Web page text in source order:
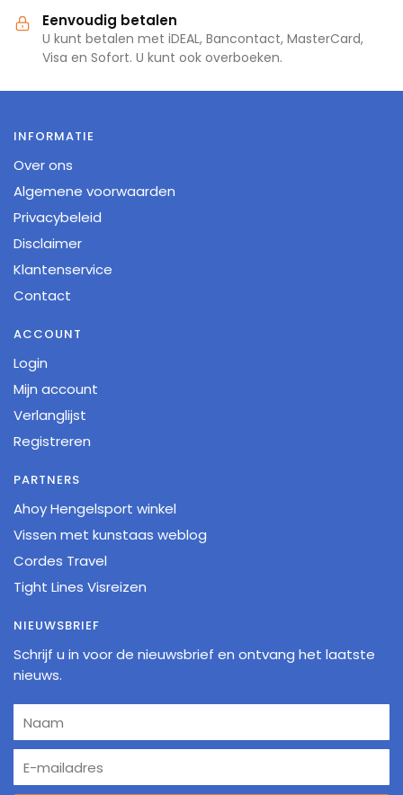
Eenvoudig betalen
U kunt betalen met iDEAL, Bancontact, MasterCard,
Visa en Sofort. U kunt ook overboeken.
INFORMATIE
Over ons
Algemene voorwaarden
Privacybeleid
Disclaimer
Klantenservice
Contact
ACCOUNT
Login
Mijn account
Verlanglijst
Registreren
PARTNERS
Ahoy Hengelsport winkel
Vissen met kunstaas weblog
Cordes Travel
Tight Lines Visreizen
NIEUWSBRIEF
Schrijf u in voor de nieuwsbrief en ontvang het laatste
nieuws.